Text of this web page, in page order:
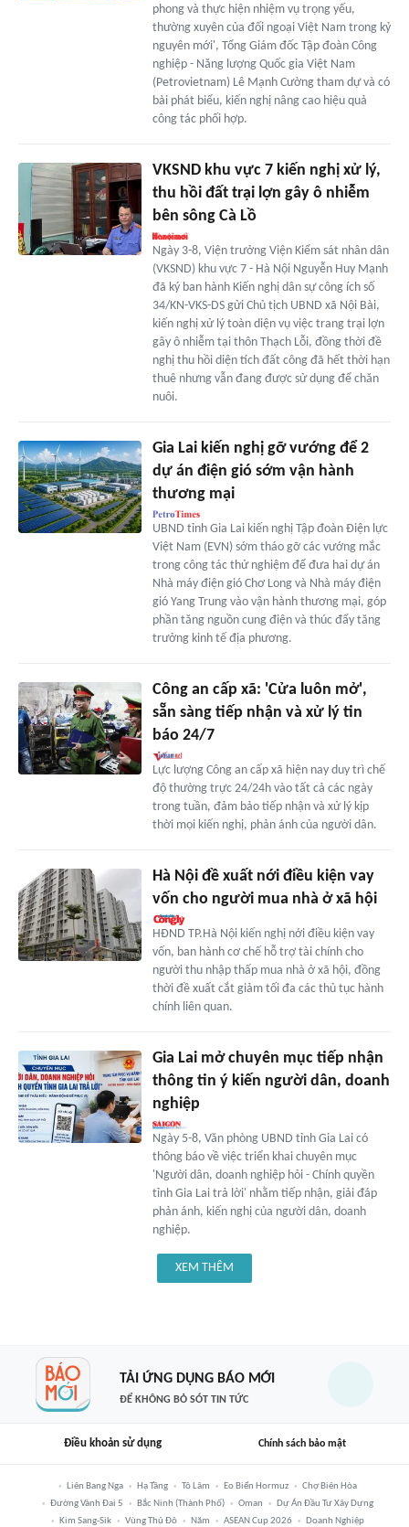
phong và thực hiện nhiệm vụ trọng yếu,
thường xuyên của đối ngoại Việt Nam trong kỷ
nguyên mới', Tổng Giám đốc Tập đoàn Công
nghiệp - Năng lượng Quốc gia Việt Nam
(Petrovietnam) Lê Mạnh Cường tham dự và có
bài phát biểu, kiến nghị nâng cao hiệu quả
công tác phối hợp.
VKSND khu vực 7 kiến nghị xử lý,
thu hồi đất trại lợn gây ô nhiễm
bên sông Cà Lồ
Ngày 3-8, Viện trưởng Viện Kiểm sát nhân dân
(VKSND) khu vực 7 - Hà Nội Nguyễn Huy Mạnh
đã ký ban hành Kiến nghị dân sự công ích số
34/KN-VKS-DS gửi Chủ tịch UBND xã Nội Bài,
kiến nghị xử lý toàn diện vụ việc trang trại lợn
gây ô nhiễm tại thôn Thạch Lỗi, đồng thời đề
nghị thu hồi diện tích đất công đã hết thời hạn
thuê nhưng vẫn đang được sử dụng để chăn
nuôi.
Gia Lai kiến nghị gỡ vướng để 2
dự án điện gió sớm vận hành
thương mại
UBND tỉnh Gia Lai kiến nghị Tập đoàn Điện lực
Việt Nam (EVN) sớm tháo gỡ các vướng mắc
trong công tác thử nghiệm để đưa hai dự án
Nhà máy điện gió Chơ Long và Nhà máy điện
gió Yang Trung vào vận hành thương mại, góp
phần tăng nguồn cung điện và thúc đẩy tăng
trưởng kinh tế địa phương.
Công an cấp xã: 'Cửa luôn mở',
sẵn sàng tiếp nhận và xử lý tin
báo 24/7
Lực lượng Công an cấp xã hiện nay duy trì chế
độ thường trực 24/24h vào tất cả các ngày
trong tuần, đảm bảo tiếp nhận và xử lý kịp
thời mọi kiến nghị, phản ánh của người dân.
Hà Nội đề xuất nới điều kiện vay
vốn cho người mua nhà ở xã hội
HĐND TP.Hà Nội kiến nghị nới điều kiện vay
vốn, ban hành cơ chế hỗ trợ tài chính cho
người thu nhập thấp mua nhà ở xã hội, đồng
thời đề xuất cắt giảm tối đa các thủ tục hành
chính liên quan.
Gia Lai mở chuyên mục tiếp nhận
thông tin ý kiến người dân, doanh
nghiệp
Ngày 5-8, Văn phòng UBND tỉnh Gia Lai có
thông báo về việc triển khai chuyên mục
'Người dân, doanh nghiệp hỏi - Chính quyền
tỉnh Gia Lai trả lời' nhằm tiếp nhận, giải đáp
phản ánh, kiến nghị của người dân, doanh
nghiệp.
XEM THÊM
TẢI ỨNG DỤNG BÁO MỚI
ĐỂ KHÔNG BỎ SÓT TIN TỨC
Điều khoản sử dụng Chính sách bảo mật
Liên Bang Nga Hạ Tầng Tô Lâm Eo Biển Hormuz
Chợ Biên Hòa
Đường Vành Đai 5
Bắc Ninh (thành Phố) Oman
Dự Án Đầu Tư Xây Dựng
Kim Sang-Sik
Vùng Thủ Đô Năm ASEAN Cup 2026 Doanh Nghiệp